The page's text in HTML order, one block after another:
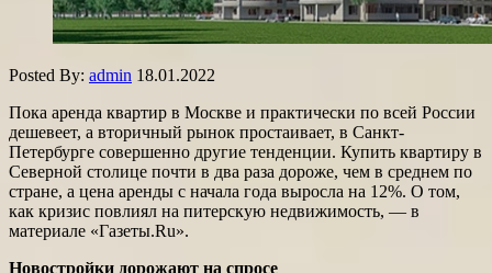
Posted By: admin 18.01.2022
Пока аренда квартир в Москве и практически по всей России
дешевеет, а вторичный рынок простаивает, в Санкт-
Петербурге совершенно другие тенденции. Купить квартиру в
Северной столице почти в два раза дороже, чем в среднем по
стране, а цена аренды с начала года выросла на 12%. О том,
как кризис повлиял на питерскую недвижимость, — в
материале «Газеты.Ru».
Новостройки дорожают на спросе